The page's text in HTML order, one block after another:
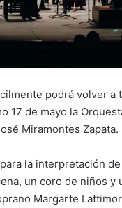
podrá volver a
17 de mayo la
Miramontes Zapata.
la interpretación
un coro de niños y
Margarte